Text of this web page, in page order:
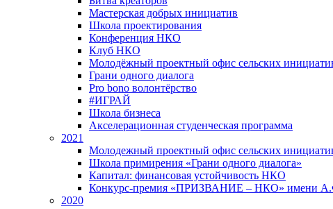
Мастерская добрых инициатив
Школа проектирования
Конференция НКО
Клуб НКО
Молодёжный проектный офис сельских
Грани одного диалога
Pro bono волонтёрство
#ИГРАЙ
Школа бизнеса
Акселерационная студенческая программа
2021
Молодежный проектный офис сельских
Школа примирения «Грани одного диалога»
Капитал: финансовая устойчивость НКО
Конкурс-премия «ПРИЗВАНИЕ – НКО» имени
2020